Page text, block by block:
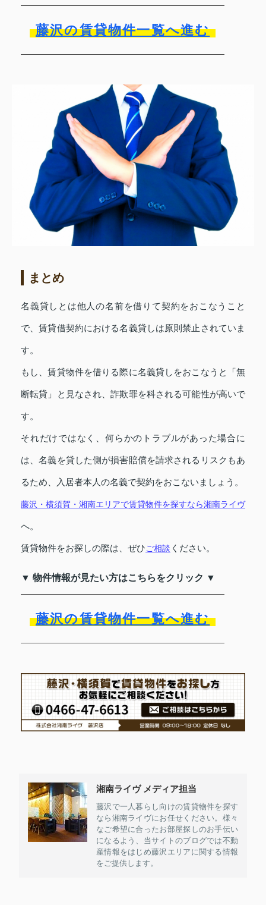
藤沢の賃貸物件一覧へ進む
まとめ
名義貸しとは他人の名前を借りて契約をおこなうこと
で、賃貸借契約における名義貸しは原則禁止されていま
す。
もし、賃貸物件を借りる際に名義貸しをおこなうと「無
断転貸」と見なされ、詐欺罪を科される可能性が高いで
す。
それだけではなく、何らかのトラブルがあった場合に
は、名義を貸した側が損害賠償を請求されるリスクもあ
るため、入居者本人の名義で契約をおこないましょう。
藤沢・横須賀・湘南エリアで賃貸物件を探すなら湘南ライヴ
へ。
賃貸物件をお探しの際は、ぜひご相談 ください。
▼ 物件情報が見たい方はこちらをクリック ▼
藤沢の賃貸物件一覧へ進む
湘南ライヴ メディア担当
藤沢で一人暮らし向けの賃貸物件を探す
なら湘南ライヴにお任せください。様々
なご希望に合ったお部屋探しのお手伝い
になるよう、当サイトのブログでは不動
産情報をはじめ藤沢エリアに関する情報
をご提供します。